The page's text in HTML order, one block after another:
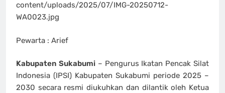
content/uploads/2025/07/IMG-20250712-
WA0023.jpg
Pewarta : Arief
Kabupaten Sukabumi– Pengurus Ikatan Pencak Silat
Indonesia (IPSI) Kabupaten Sukabumi periode 2025 –
2030 secara resmi diukuhkan dan dilantik oleh Ketua